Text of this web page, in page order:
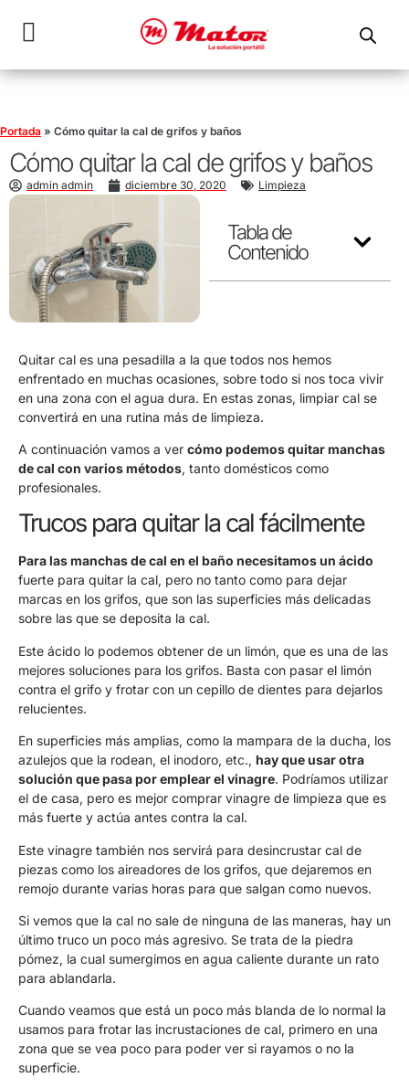
Portada » Cómo quitar la cal de grifos y baños
Cómo quitar la cal de grifos y baños
admin admin diciembre 30, 2020 Limpieza
Tabla de
Contenido
Quitar cal es una pesadilla a la que todos nos hemos
enfrentado en muchas ocasiones, sobre todo si nos toca vivir
en una zona con el agua dura. En estas zonas, limpiar cal se
convertirá en una rutina más de limpieza.
A continuación vamos a ver cómo podemos quitar manchas
de cal con varios métodos, tanto domésticos como
profesionales.
Trucos para quitar la cal fácilmente
Para las manchas de cal en el baño necesitamos un ácido
fuerte para quitar la cal, pero no tanto como para dejar
marcas en los grifos, que son las superficies más delicadas
sobre las que se deposita la cal.
Este ácido lo podemos obtener de un limón, que es una de las
mejores soluciones para los grifos. Basta con pasar el limón
contra el grifo y frotar con un cepillo de dientes para dejarlos
relucientes.
En superficies más amplias, como la mampara de la ducha, los
azulejos que la rodean, el inodoro, etc., hay que usar otra
solución que pasa por emplear el vinagre. Podríamos utilizar
el de casa, pero es mejor comprar vinagre de limpieza que es
más fuerte y actúa antes contra la cal.
Este vinagre también nos servirá para desincrustar cal de
piezas como los aireadores de los grifos, que dejaremos en
remojo durante varias horas para que salgan como nuevos.
Si vemos que la cal no sale de ninguna de las maneras, hay un
último truco un poco más agresivo. Se trata de la piedra
pómez, la cual sumergimos en agua caliente durante un rato
para ablandarla.
Cuando veamos que está un poco más blanda de lo normal la
usamos para frotar las incrustaciones de cal, primero en una
zona que se vea poco para poder ver si rayamos o no la
superficie.